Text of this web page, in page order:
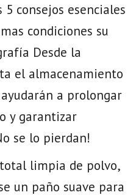
consejos esenciales
condiciones su
Desde la
el almacenamiento
a prolongar
y garantizar
se lo pierdan!
limpia de polvo,
un paño suave para